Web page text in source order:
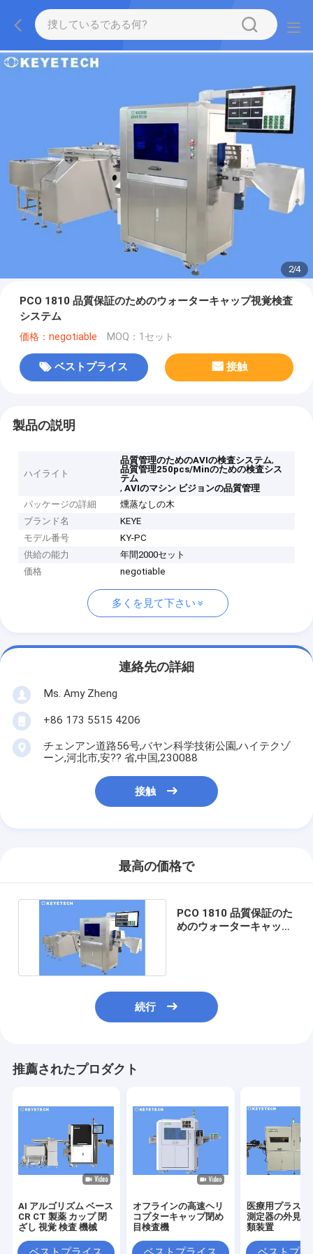
2/4
PCO 1810 品質保証のためのウォーターキャップ視覚検査
システム
価格：negotiable MOQ：1セット
ベストプライス 接触
製品の説明
ハイライト
品質管理のためのAVIの検査システム,
品質管理250pcs/Minのための検査シス
テム
,AVIのマシン ビジョンの品質管理
パッケージの詳細
燻蒸なしの木
ブランド名
KEYE
モデル番号
KY-PC
供給の能力
年間2000セット
価格
negotiable
多くを見て下さい
連絡先の詳細
Ms. Amy Zheng
+86 173 5515 4206
チェンアン道路56号,バヤン科学技術公園,ハイテクゾ
ーン,河北市,安?? 省,中国,230088
接触
最高の価格で
PCO 1810 品質保証のた
めのウォーターキャップ
続行
推薦されたプロダクト
AI アルゴリズム ベース
CR CT 製薬 カップ 閉
ざし 視覚 検査 機械
オフラインの高速ヘリ
コプターキャップ閉め
目検査機
医療用プラスチ
測定器の外見・
類装置